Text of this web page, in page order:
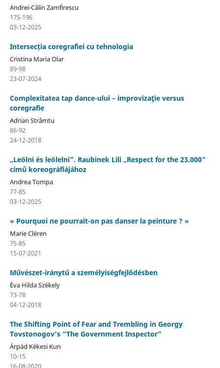
Andrei-Călin Zamfirescu
175-196
03-12-2025
Intersecția coregrafiei cu tehnologia
Cristina Maria Olar
89-98
23-07-2024
Complexitatea tap dance-ului – improvizaţie versus
coregrafie
Adrian Strâmtu
86-92
24-12-2018
„Leölni és leölelni”. Raubinek Lili „Respect for the 23.000”
című koreográfiájához
Andrea Tompa
77-85
03-12-2025
« Pourquoi ne pourrait-on pas danser la peinture ? »
Marie Cléren
75-85
15-07-2021
Művészet-iránytű a személyiségfejlődésben
Éva Hilda Székely
73-78
04-12-2018
The Shifting Point of Fear and Trembling in Georgy
Tovstonogov’s “The Government Inspector”
Árpád Kékesi Kun
10-15
16-08-2020